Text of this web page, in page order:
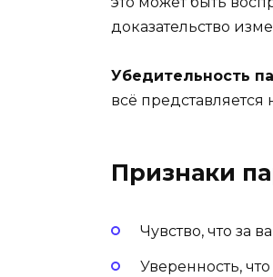
доказательство
Убедительность
всё
Признаки
Чувство, что за
Уверенность,